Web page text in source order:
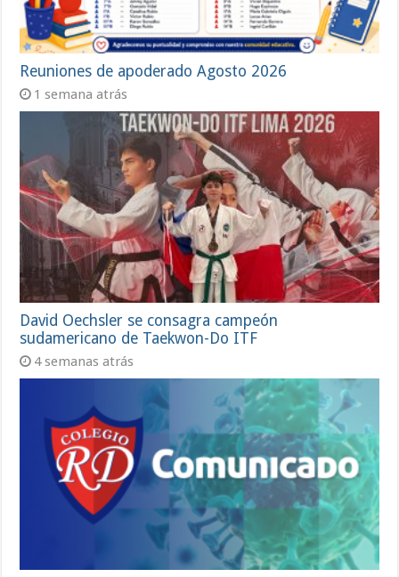
Reuniones de apoderado Agosto 2026
1 semana atrás
David Oechsler se consagra campeón
sudamericano de Taekwon-Do ITF
4 semanas atrás